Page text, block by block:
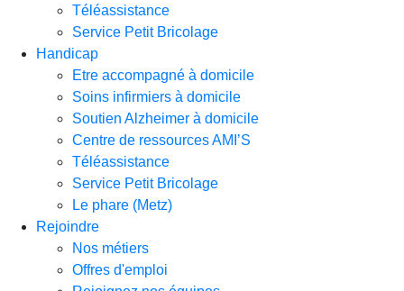
Téléassistance
Service Petit Bricolage
Handicap
Etre accompagné à domicile
Soins infirmiers à domicile
Soutien Alzheimer à domicile
Centre de ressources AMI’S
Téléassistance
Service Petit Bricolage
Le phare (Metz)
Rejoindre
Nos métiers
Offres d'emploi